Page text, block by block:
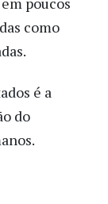
como
é a
do